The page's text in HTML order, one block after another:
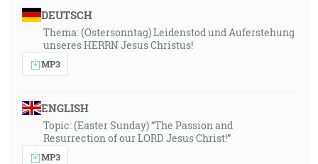
DEUTSCH
Thema: (Ostersonntag) Leidenstod und Auferstehung
unseres HERRN Jesus Christus!
MP3
ENGLISH
Topic: (Easter Sunday) “The Passion and
Resurrection of our LORD Jesus Christ!”
MP3